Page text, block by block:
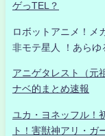
ゲっTEL？
ロボットアニメ！メ
非モテ星人 ！あらゆ
アニゲタレスト（元
ナベ的まとめ速報
ユカ・ヨネッフル！
ト！害獣神アリ・ガ